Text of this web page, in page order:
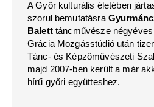
A Győr kulturális életében
szorul bemutatásra
Baletttáncművésze négyéves
Grácia Mozgásstúdió után
Tánc- és Képzőművészeti
majd 2007-ben került a már
hírű győri együtteshez.